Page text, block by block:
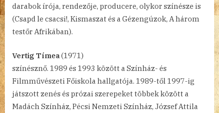
darabok írója, rendezője, producere, olykor színésze is
(Csapd le csacsi!, Kismaszat és a Gézengúzok, A három
testőr Afrikában).
Vertig Tímea(1971)
színésznő. 1989 és 1993 között a Színház- és
Filmművészeti Főiskola hallgatója. 1989-től 1997-ig
játszott zenés és prózai szerepeket többek között a
Madách Színház, Pécsi Nemzeti Színház, József Attila